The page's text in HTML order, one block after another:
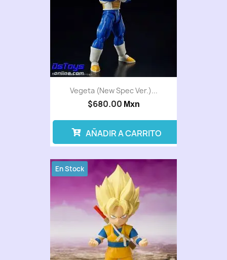
Vegeta (New Spec Ver.)...
$680.00 Mxn
AÑADIR A CARRITO
En Stock